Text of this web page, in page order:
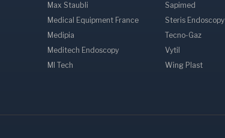
Max Staubli
Medical Equipment France
Medipia
Meditech Endoscopy
MI Tech
Sapimed
Steris Endoscopy
Tecno-Gaz
Vytil
Wing Plast